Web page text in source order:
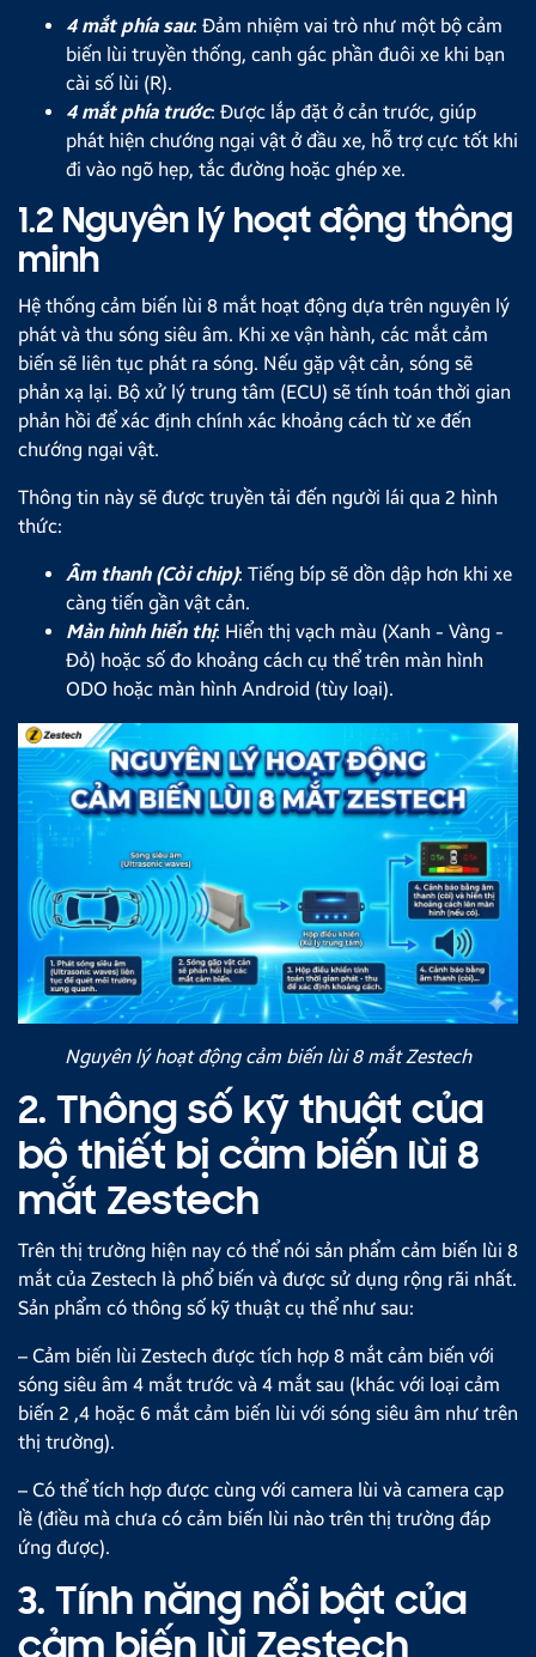
4 mắt phía sau: Đảm nhiệm vai trò như một bộ cảm
biến lùi truyền thống, canh gác phần đuôi xe khi bạn
cài số lùi (R).
4 mắt phía trước: Được lắp đặt ở cản trước, giúp
phát hiện chướng ngại vật ở đầu xe, hỗ trợ cực tốt khi
đi vào ngõ hẹp, tắc đường hoặc ghép xe.
1.2 Nguyên lý hoạt động thông
minh
Hệ thống cảm biến lùi 8 mắt hoạt động dựa trên nguyên lý
phát và thu sóng siêu âm. Khi xe vận hành, các mắt cảm
biến sẽ liên tục phát ra sóng. Nếu gặp vật cản, sóng sẽ
phản xạ lại. Bộ xử lý trung tâm (ECU) sẽ tính toán thời gian
phản hồi để xác định chính xác khoảng cách từ xe đến
chướng ngại vật.
Thông tin này sẽ được truyền tải đến người lái qua 2 hình
thức:
Âm thanh (Còi chip): Tiếng bíp sẽ dồn dập hơn khi xe
càng tiến gần vật cản.
Màn hình hiển thị: Hiển thị vạch màu (Xanh - Vàng -
Đỏ) hoặc số đo khoảng cách cụ thể trên màn hình
ODO hoặc màn hình Android (tùy loại).
Nguyên lý hoạt động cảm biến lùi 8 mắt Zestech
2. Thông số kỹ thuật của
bộ thiết bị cảm biến lùi 8
mắt Zestech
Trên thị trường hiện nay có thể nói sản phẩm cảm biến lùi 8
mắt của Zestech là phổ biến và được sử dụng rộng rãi nhất.
Sản phẩm có thông số kỹ thuật cụ thể như sau:
– Cảm biến lùi Zestech được tích hợp 8 mắt cảm biến với
sóng siêu âm 4 mắt trước và 4 mắt sau (khác với loại cảm
biến 2 ,4 hoặc 6 mắt cảm biến lùi với sóng siêu âm như trên
thị trường).
– Có thể tích hợp được cùng với camera lùi và camera cạp
lề (điều mà chưa có cảm biến lùi nào trên thị trường đáp
ứng được).
3. Tính năng nổi bật của